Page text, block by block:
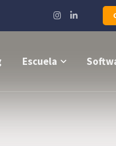
Instagram
Profile
LinkedIn
Profile
Escuela